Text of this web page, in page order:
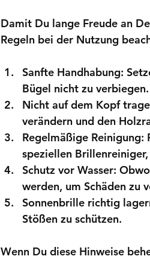
Damit Du lange Freude an
Regeln bei der Nutzung
Sanfte Handhabung:
Bügel nicht zu verbiegen.
Nicht auf dem Kopf
verändern und den
Regelmäßige Reinigung:
speziellen
Schutz vor Wasser:
werden, um Schäden zu
Sonnenbrille richtig
Stößen zu schützen.
Wenn Du diese Hinweise